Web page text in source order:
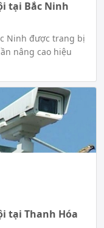
tại Bắc Ninh
Ninh được trang bị
nâng cao hiệu
tại Thanh Hóa